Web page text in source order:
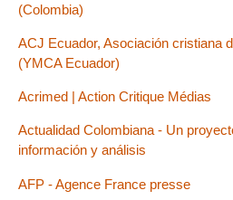
(Colombia)
ACJ Ecuador, Asociación cristiana
(YMCA Ecuador)
Acrimed | Action Critique Médias
Actualidad Colombiana - Un
información y análisis
AFP - Agence France presse